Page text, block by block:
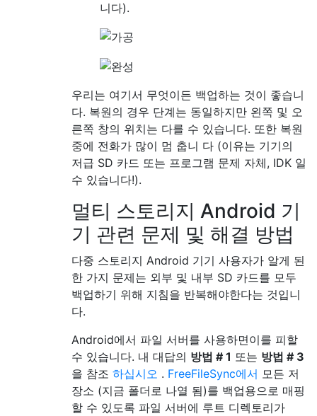
니다).
우리는 여기서 무엇이든 백업하는 것이 좋습니
다. 복원의 경우 단계는 동일하지만 왼쪽 및 오
른쪽 창의 위치는 다를 수 있습니다. 또한 복원
중에 전화가 많이 멈 춥니 다 (이유는 기기의
저급 SD 카드 또는 프로그램 문제 자체, IDK 일
수 있습니다!).
멀티 스토리지 Android 기
기 관련 문제 및 해결 방법
다중 스토리지 Android 기기 사용자가 알게 된
한 가지 문제는 외부 및 내부 SD 카드를 모두
백업하기 위해 지침을 반복해야한다는 것입니
다.
Android에서 파일 서버를 사용하면이를 피할
수 있습니다. 내 대답의 방법 # 1 또는 방법 # 3
을 참조 하십시오 . FreeFileSync에서 모든 저
장소 (지금 폴더로 나열 됨)를 백업용으로 매핑
할 수 있도록 파일 서버에 루트 디렉토리가